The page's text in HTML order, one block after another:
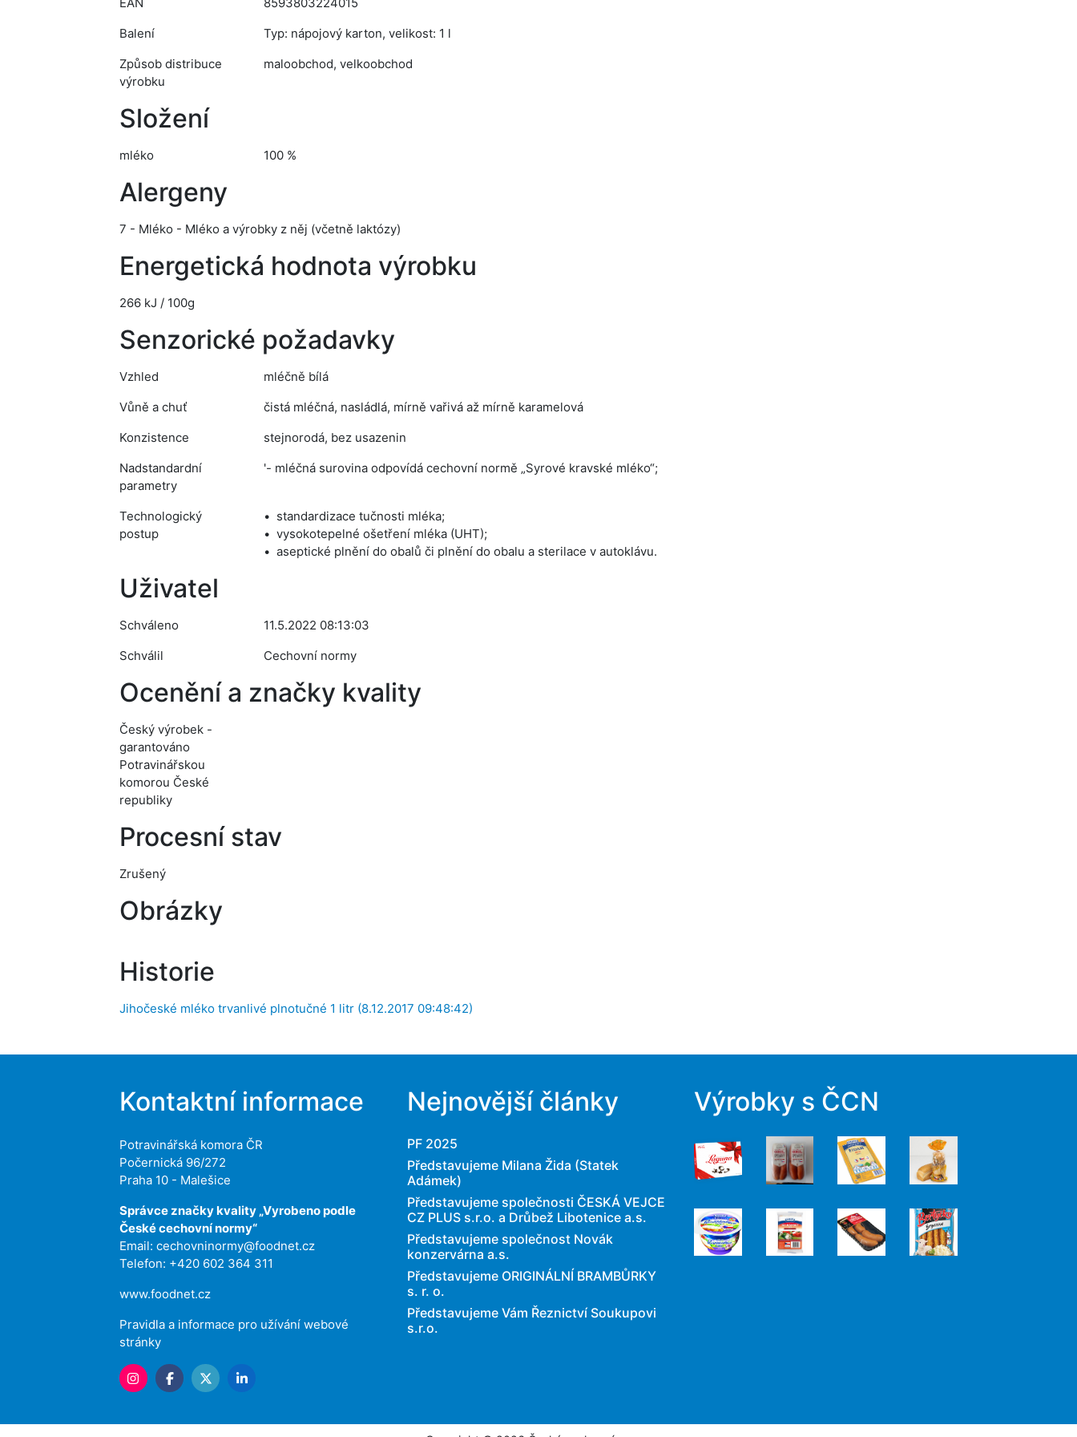
Balení
Typ: nápojový karton, velikost: 1 l
Způsob distribuce
výrobku
maloobchod, velkoobchod
Složení
mléko 100 %
Alergeny
7 - Mléko - Mléko a výrobky z něj (včetně laktózy)
Energetická hodnota výrobku
266 kJ / 100g
Senzorické požadavky
Vzhled
mléčně bílá
Vůně a chuť
čistá mléčná, nasládlá, mírně vařivá až mírně karamelová
Konzistence
stejnorodá, bez usazenin
Nadstandardní
parametry
'- mléčná surovina odpovídá cechovní normě „Syrové kravské mléko“;
Technologický
postup
standardizace tučnosti mléka;
vysokotepelné ošetření mléka (UHT);
aseptické plnění do obalů či plnění do obalu a sterilace v autoklávu.
Uživatel
Schváleno
11.5.2022 08:13:03
Schválil
Cechovní normy
Ocenění a značky kvality
Český výrobek -
garantováno
Potravinářskou
komorou České
republiky
Procesní stav
Zrušený
Obrázky
Historie
Jihočeské mléko trvanlivé plnotučné 1 litr (8.12.2017 09:48:42)
Kontaktní informace
Potravinářská komora ČR
Počernická 96/272
Praha 10 - Malešice
Správce značky kvality „Vyrobeno podle
České cechovní normy“
Email:cechovninormy@foodnet.cz
Telefon: +420 602 364 311
www.foodnet.cz
Pravidla a informace pro užívání webové
stránky
Nejnovější články
PF 2025
Představujeme Milana Žida (Statek
Adámek)
Představujeme společnosti ČESKÁ VEJCE
CZ PLUS s.r.o. a Drůbež Libotenice a.s.
Představujeme společnost Novák
konzervárna a.s.
Představujeme ORIGINÁLNÍ BRAMBŮRKY
s. r. o.
Představujeme Vám Řeznictví Soukupovi
s.r.o.
Výrobky s ČCN